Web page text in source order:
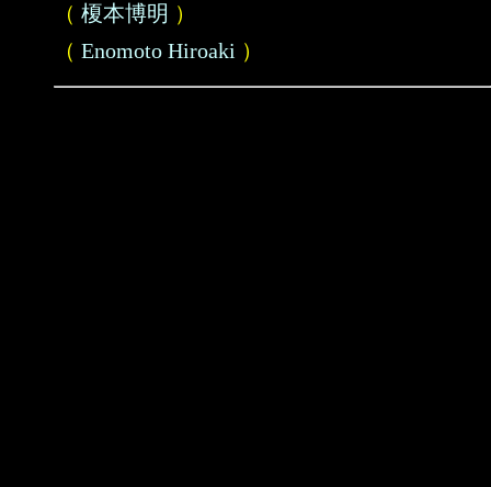
（ 榎本博明 ）
（ Enomoto Hiroaki ）